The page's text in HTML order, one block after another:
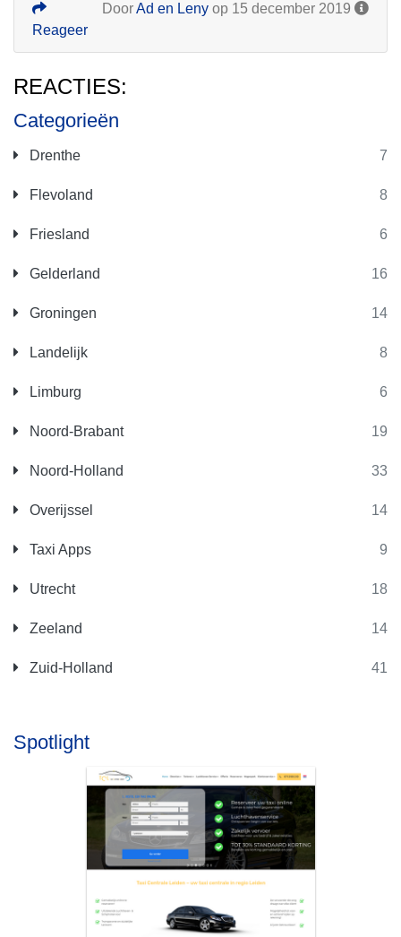
Categorieën
Drenthe 7
Flevoland 8
Friesland 6
Gelderland 16
Groningen 14
Landelijk 8
Limburg 6
Noord-Brabant 19
Noord-Holland 33
Overijssel 14
Taxi Apps 9
Utrecht 18
Zeeland 14
Zuid-Holland 41
Spotlight
DoorAd en Leny op 15 december 2019
Reageer
REACTIES: